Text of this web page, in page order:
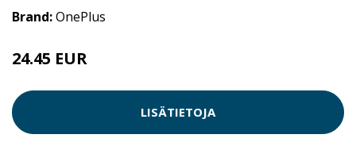
Brand:OnePlus
24.45 EUR
LISÄTIETOJA